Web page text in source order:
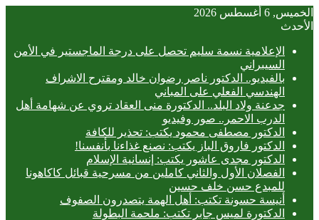
الخميس, 6 أغسطس 2026
الأحدث
الإعلامية نسمة سليم تحصل على درجة الماجستير في الأمن
السيبراني
بالفيديو.. ‎الدكتور ناصر رضوان خالد ومقترح الاشراف
الهندسي الفعلي على المباني
جدعنة ولاد البلد.. الدكتورة منى العقاد تروي عن شهامة أهل
الدرب الاحمر.. صور وفيديو
الدكتور مصطفى محمود يكتب: تحذير للكافة
الدكتور فاروق الباز يكتب: نصنع غذاءنا بأنفسنا!
الدكتور مجدى عاشور يكتب: إنسانية الإسلام
الفصلان الأول والثاني كاملين من مسرحية قبائل كاكاهونا
للمبدع حسن خلف حسين
أنيسة حسونة تكتب: أهل الهمة يتصدرون الصفوف
الدكتورة لميس جابر تكتب: ملحمة البطولة